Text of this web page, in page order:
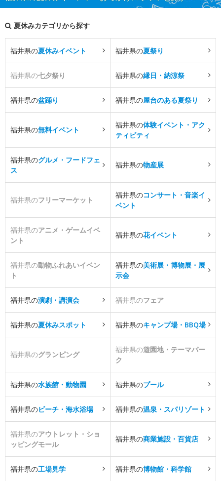
夏休みカテゴリから探す
福井県の夏休みイベント 福井県の夏祭り
福井県の七夕祭り 福井県の縁日・納涼祭
福井県の盆踊り 福井県の屋台のある夏祭り
福井県の無料イベント
福井県の体験イベント・アク
ティビティ
福井県のグルメ・フードフェ
ス
福井県の物産展
福井県のフリーマーケット
福井県のコンサート・音楽イ
ベント
福井県のアニメ・ゲームイベ
ント
福井県の花イベント
福井県の動物ふれあいイベン
ト
福井県の美術展・博物展・展
示会
福井県の演劇・講演会 福井県のフェア
福井県の夏休みスポット 福井県のキャンプ場・BBQ場
福井県のグランピング
福井県の遊園地・テーマパー
ク
福井県の水族館・動物園 福井県のプール
福井県のビーチ・海水浴場 福井県の温泉・スパリゾート
福井県のアウトレット・ショ
ッピングモール
福井県の商業施設・百貨店
福井県の工場見学 福井県の博物館・科学館